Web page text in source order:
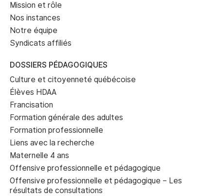
Mission et rôle
Nos instances
Notre équipe
Syndicats affiliés
DOSSIERS PÉDAGOGIQUES
Culture et citoyenneté québécoise
Élèves HDAA
Francisation
Formation générale des adultes
Formation professionnelle
Liens avec la recherche
Maternelle 4 ans
Offensive professionnelle et pédagogique
Offensive professionnelle et pédagogique – Les
résultats de consultations